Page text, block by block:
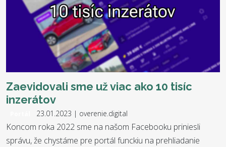
Zaevidovali sme už viac ako 10 tisíc
inzerátov
23.01.2023 | overenie.digital
Koncom roka 2022 sme na našom Facebooku priniesli
správu, že chystáme pre portál funckiu na prehliadanie